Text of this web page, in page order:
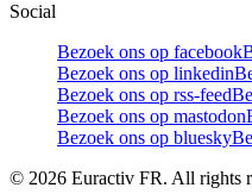
Social
Bezoek ons op facebook
Bezoek ons op linkedin
Bezoek ons op rss-feed
Bezoek ons op mastodon
Bezoek ons op bluesky
© 2026 Euractiv FR. All rights